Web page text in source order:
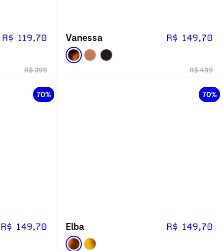
R$ 119,70
R$ 399
Vanessa R$ 149,70
R$ 499
70%
R$ 149,70
70%
Elba R$ 149,70